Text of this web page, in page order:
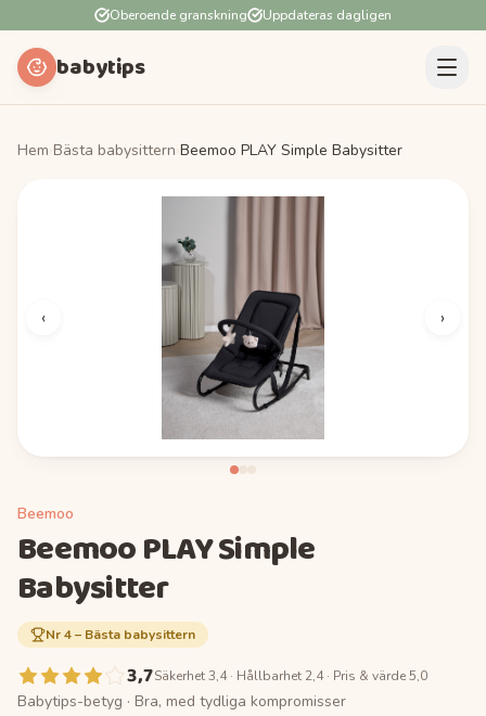
Oberoende granskning Uppdateras dagligen
babytips
Hem Bästa babysittern Beemoo PLAY Simple Babysitter
‹ ›
Beemoo
Beemoo PLAY Simple
Babysitter
Nr4– Bästa babysittern
3,7Säkerhet 3,4 · Hållbarhet 2,4 · Pris & värde 5,0
Babytips-betyg · Bra, med tydliga kompromisser